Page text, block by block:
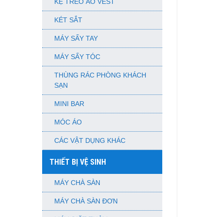
KỆ TREO ÁO VEST
KÉT SẮT
MÁY SẤY TAY
MÁY SẤY TÓC
THÙNG RÁC PHÒNG KHÁCH
SẠN
MINI BAR
MÓC ÁO
CÁC VẬT DỤNG KHÁC
THIẾT BỊ VỆ SINH
MÁY CHÀ SÀN
MÁY CHÀ SÀN ĐƠN